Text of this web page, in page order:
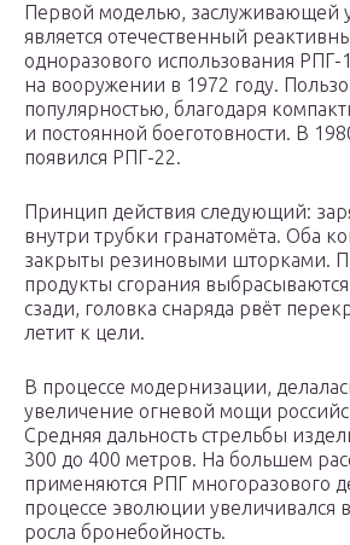
Первой моделью, заслуживающей
является отечественный
одноразового использования РПГ-
на вооружении в 1972 году.
популярностью, благодаря
и постоянной боеготовности. В
появился РПГ-22.
Принцип действия следующий:
внутри трубки гранатомёта. Оба
закрыты резиновыми шторками.
продукты сгорания
сзади, головка снаряда рвёт
летит к цели.
В процессе модернизации,
увеличение огневой мощи
Средняя дальность стрельбы
300 до 400 метров. На большем
применяются РПГ многоразового
процессе эволюции увеличивался
росла бронебойность.